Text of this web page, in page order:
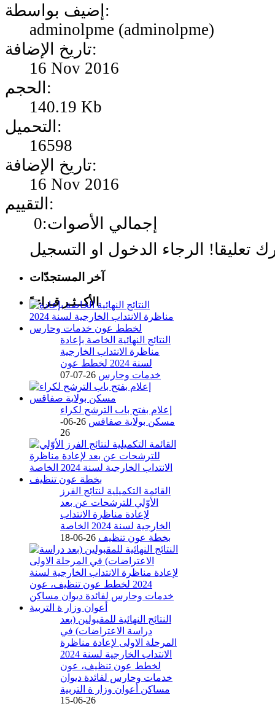
إضيف بواسطة:
adminolpme (adminolpme)
تاريخ الإضافة:
16 Nov 2016
الحجم:
140.19 Kb
التحميل:
16598
تاريخ الإضافة:
16 Nov 2016
التقييم:
إجمالي الأصوات:0
آخر المستجدّات
الأكــثـر قـراءةً
النتائج النهائية الخاصة بإعادة
مناظرة الانتداب الخارجية
لسنة 2024 لخطط عون
خدمات وحارس 26-07-07
إعلام بفتح باب الترشح لكراء
مسكن بولاية صفاقس
26-06-
26
القائمة التكميلية لنتائج الفرز
الأوّلي للترشحات عن بعد
لإعادة مناظرة الانتداب
الخارجية لسنة 2024 الخاصة
بخطة عون تنظيف 26-06-18
النتائج النهائية للمقبولين (بعد
دراسة الاعتراضات) في
المرحلة الاولى لإعادة مناظرة
الانتداب الخارجية لسنة 2024
لخطط عون تنظيف، عون
خدمات وحارس لفائدة ديوان
مساكن أعوان وزار ة التربية
26-06-15